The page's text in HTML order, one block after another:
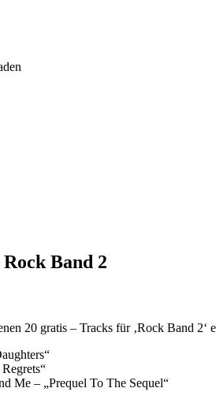
Band 2
20 gratis – Tracks für ‚Rock Band 2‘
Me – „Prequel To The Sequel“